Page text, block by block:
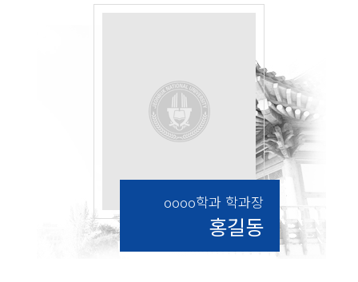
oooo학과 학과장
홍길동